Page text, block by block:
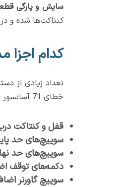
سایش و پارگی
کنتاکت‌ها شده و
کدام اجزا
تعداد زیادی از
خطای 71 آسانسور را فعال کند:
قفل و کنتاکت
سوییچ‌های حد
سوییچ‌های حد
دکمه‌های توقف
سوییچ گاورنر